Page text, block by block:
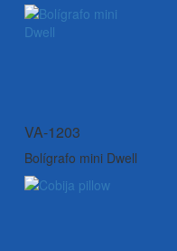
VA-1203
Bolígrafo mini Dwell